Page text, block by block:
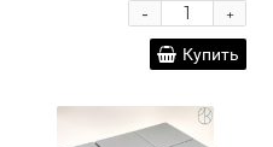
+
-
Купить